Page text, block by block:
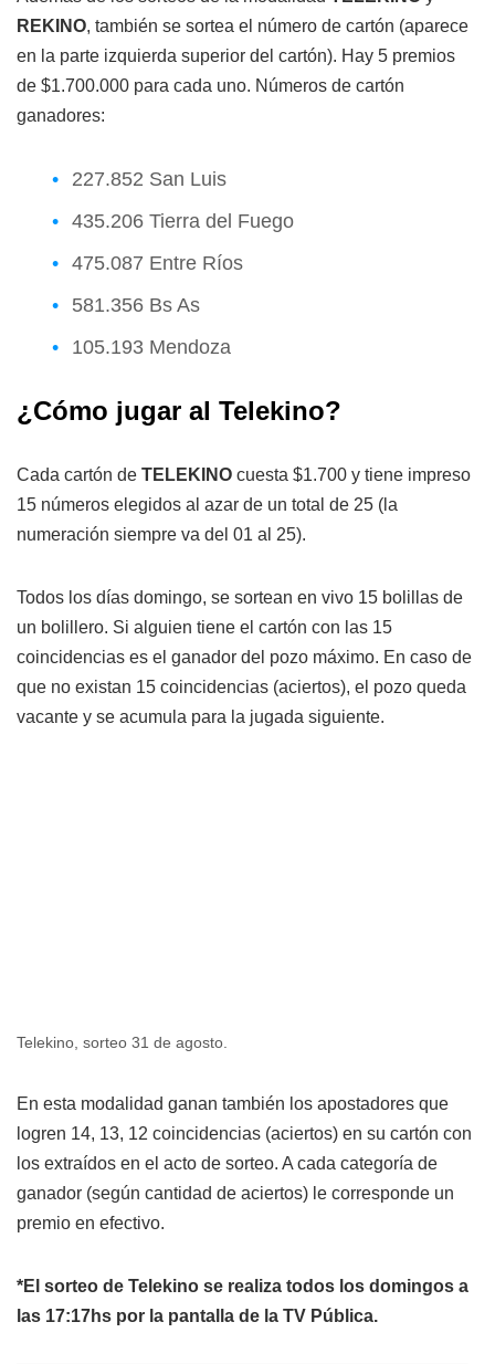
REKINO, también se sortea el número de cartón (aparece
en la parte izquierda superior del cartón). Hay 5 premios
de $1.700.000 para cada uno. Números de cartón
ganadores:
227.852 San Luis
435.206 Tierra del Fuego
475.087 Entre Ríos
581.356 Bs As
105.193 Mendoza
¿Cómo jugar al Telekino?
Cada cartón de TELEKINO cuesta $1.700 y tiene impreso
15 números elegidos al azar de un total de 25 (la
numeración siempre va del 01 al 25).
Todos los días domingo, se sortean en vivo 15 bolillas de
un bolillero. Si alguien tiene el cartón con las 15
coincidencias es el ganador del pozo máximo. En caso de
que no existan 15 coincidencias (aciertos), el pozo queda
vacante y se acumula para la jugada siguiente.
Telekino, sorteo 31 de agosto.
En esta modalidad ganan también los apostadores que
logren 14, 13, 12 coincidencias (aciertos) en su cartón con
los extraídos en el acto de sorteo. A cada categoría de
ganador (según cantidad de aciertos) le corresponde un
premio en efectivo.
*El sorteo de Telekino se realiza todos los domingos a
las 17:17hs por la pantalla de la TV Pública.